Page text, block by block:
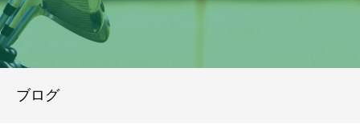
ブログ
試合報告